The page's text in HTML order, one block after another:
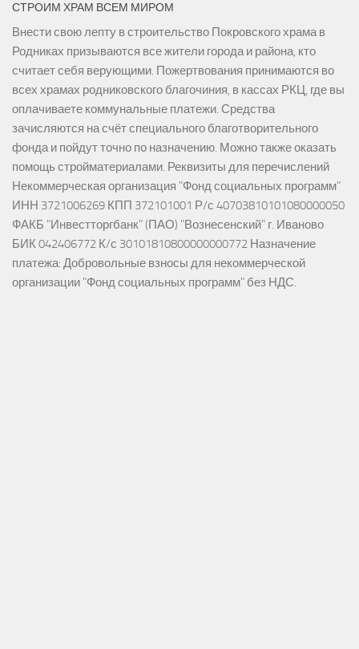
СТРОИМ ХРАМ ВСЕМ МИРОМ
Внести свою лепту в строительство Покровского храма в
Родниках призываются все жители города и района, кто
считает себя верующими. Пожертвования принимаются во
всех храмах родниковского благочиния, в кассах РКЦ, где вы
оплачиваете коммунальные платежи. Средства
зачисляются на счёт специального благотворительного
фонда и пойдут точно по назначению. Можно также оказать
помощь стройматериалами. Реквизиты для перечислений
Некоммерческая организация "Фонд социальных программ"
ИНН 3721006269 КПП 372101001 Р/с 40703810101080000050
ФАКБ "Инвестторгбанк" (ПАО) "Вознесенский" г. Иваново
БИК 042406772 К/с 30101810800000000772 Назначение
платежа: Добровольные взносы для некоммерческой
организации "Фонд социальных программ" без НДС.